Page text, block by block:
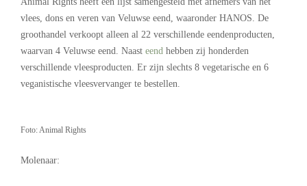
vlees, dons en veren van Veluwse eend, waaronder HANOS. De
groothandel verkoopt alleen al 22 verschillende eendenproducten,
waarvan 4 Veluwse eend. Naast eend hebben zij honderden
verschillende vleesproducten. Er zijn slechts 8 vegetarische en 6
veganistische vleesvervanger te bestellen.
Foto: Animal Rights
Molenaar: